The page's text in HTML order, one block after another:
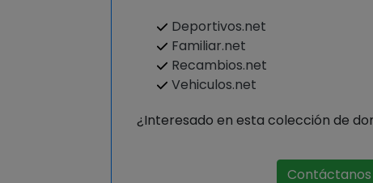
Deportivos.net
Familiar.net
Recambios.net
Vehiculos.net
¿Interesado en esta colección de
Contáctanos